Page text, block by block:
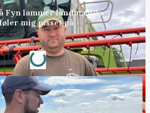
Fyn lammer landmænds
mig pisset på
Annonce
Loading...